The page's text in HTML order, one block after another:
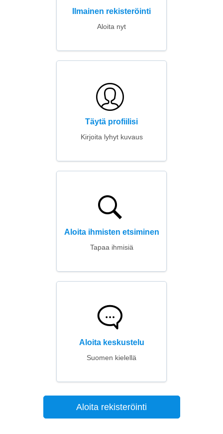
Ilmainen rekisteröinti
Aloita nyt
Täytä profiilisi
Kirjoita lyhyt kuvaus
Aloita ihmisten etsiminen
Tapaa ihmisiä
Aloita keskustelu
Suomen kielellä
Aloita rekisteröinti